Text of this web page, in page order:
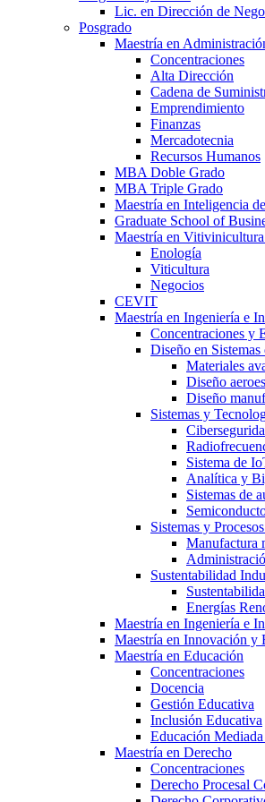
Lic. en Dirección de
Posgrado
Maestría en
Concentraciones
Alta Dirección
Cadena de
Emprendimiento
Finanzas
Mercadotecnia
Recursos Humanos
MBA Doble Grado
MBA Triple Grado
Maestría en Inteligencia
Graduate School of
Maestría en
Enología
Viticultura
Negocios
CEVIT
Maestría en Ingeniería e
Concentraciones y
Diseño en
Materiales
Diseño
Diseño
Sistemas y
Sistema de
Analítica y
Sistemas de
Sistemas y
Manufactura
Sustentabilidad
Energías
Maestría en Ingeniería e
Maestría en Innovación y
Maestría en Educación
Concentraciones
Docencia
Gestión Educativa
Inclusión Educativa
Educación
Maestría en Derecho
Concentraciones
Derecho Procesal